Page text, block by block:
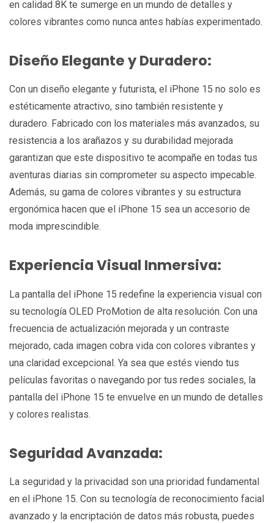
en calidad 8K te sumerge en un mundo de detalles y
colores vibrantes como nunca antes habías experimentado.
Diseño Elegante y Duradero:
Con un diseño elegante y futurista, el iPhone 15 no solo es
estéticamente atractivo, sino también resistente y
duradero. Fabricado con los materiales más avanzados, su
resistencia a los arañazos y su durabilidad mejorada
garantizan que este dispositivo te acompañe en todas tus
aventuras diarias sin comprometer su aspecto impecable.
Además, su gama de colores vibrantes y su estructura
ergonómica hacen que el iPhone 15 sea un accesorio de
moda imprescindible.
Experiencia Visual Inmersiva:
La pantalla del iPhone 15 redefine la experiencia visual con
su tecnología OLED ProMotion de alta resolución. Con una
frecuencia de actualización mejorada y un contraste
mejorado, cada imagen cobra vida con colores vibrantes y
una claridad excepcional. Ya sea que estés viendo tus
películas favoritas o navegando por tus redes sociales, la
pantalla del iPhone 15 te envuelve en un mundo de detalles
y colores realistas.
Seguridad Avanzada:
La seguridad y la privacidad son una prioridad fundamental
en el iPhone 15. Con su tecnología de reconocimiento facial
avanzado y la encriptación de datos más robusta, puedes